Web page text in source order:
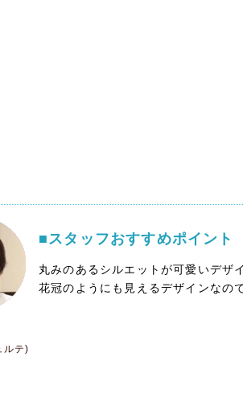
■スタッフおすすめポイント
丸みのあるシルエットが可愛いデザ
花冠のようにも見えるデザインなの
ルテ)